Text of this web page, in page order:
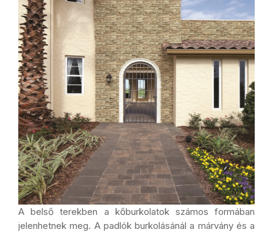
A belső terekben a kőburkolatok számos formában
jelenhetnek meg. A padlók burkolásánál a márvány és a